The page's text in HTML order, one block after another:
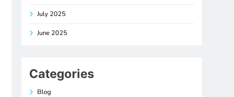
July 2025
June 2025
Categories
Blog